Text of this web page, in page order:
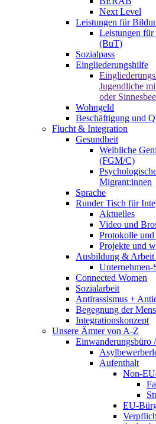
Next Level
Leistungen für
Leistungen
(BuT)
Sozialpass
Eingliederungshilfe
Jugendliche
oder
Wohngeld
Beschäftigung und
Flucht & Integration
Gesundheit
Weibliche
(FGM/C)
Migrant:innen
Sprache
Runder Tisch für
Aktuelles
Video und
Protokolle und
Projekte und
Ausbildung &
Unternehmen-
Connected Women
Sozialarbeit
Antirassismus +
Begegnung der
Integrationskonzept
Unsere Ämter von A-Z
Einwanderungsbüro
Aufenthalt
Non-
EU-